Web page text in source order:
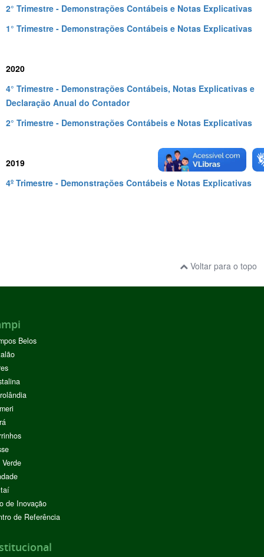
2° Trimestre - Demonstrações Contábeis e Notas Explicativas
1° Trimestre - Demonstrações Contábeis e Notas Explicativas
2020
4° Trimestre - Demonstrações Contábeis, Notas Explicativas e
Declaração Anual do Contador
2° Trimestre - Demonstrações Contábeis e Notas Explicativas
2019
4º Trimestre - Demonstrações Contábeis e Notas Explicativas
Voltar para o topo
Belos
de Inovação
de Referência